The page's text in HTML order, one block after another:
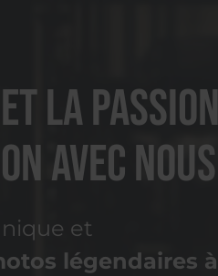
la passion
avec nous
et
légendaires à